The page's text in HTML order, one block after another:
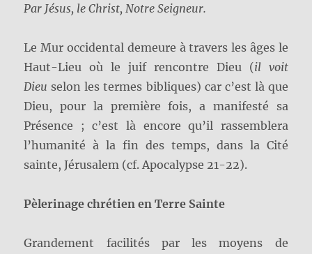
Par Jésus, le Christ, Notre Seigneur.
Le Mur occidental demeure à travers les âges le
Haut-Lieu où le juif rencontre Dieu (il voit
Dieu selon les termes bibliques) car c’est là que
Dieu, pour la première fois, a manifesté sa
Présence ; c’est là encore qu’il rassemblera
l’humanité à la fin des temps, dans la Cité
sainte, Jérusalem (cf. Apocalypse 21-22).
Pèlerinage chrétien en Terre Sainte
Grandement facilités par les moyens de